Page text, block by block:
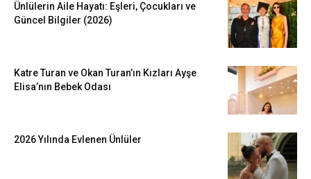
Ünlülerin Aile Hayatı: Eşleri, Çocukları ve
Güncel Bilgiler (2026)
Katre Turan ve Okan Turan’ın Kızları Ayşe
Elisa’nın Bebek Odası
2026 Yılında Evlenen Ünlüler